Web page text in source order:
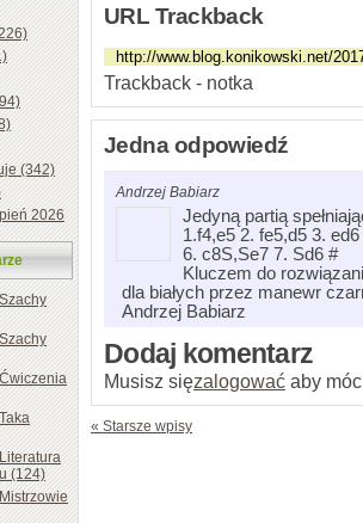
(342)
2026
Szachy
Szachy
Ćwiczenia
Taka
Literatura
(124)
Mistrzowie
URL Trackback
Trackback - notka
Jedna odpowiedź
Andrzej Babiarz
Jedyną partią
1.f4,e5 2. fe5,d5 3.
6. c8S,Se7 7. Sd6 #
Kluczem do
dla białych przez manewr
Andrzej Babiarz
Dodaj komentarz
Musisz sięzalogować aby
« Starsze wpisy